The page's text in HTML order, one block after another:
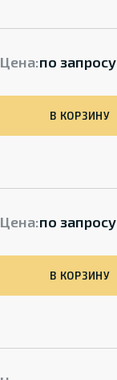
Цена:по запросу
В КОРЗИНУ
Цена:по запросу
В КОРЗИНУ